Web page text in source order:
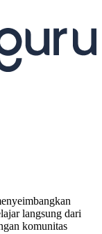
langsung dari
komunitas